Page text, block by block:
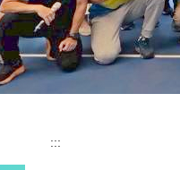
:::